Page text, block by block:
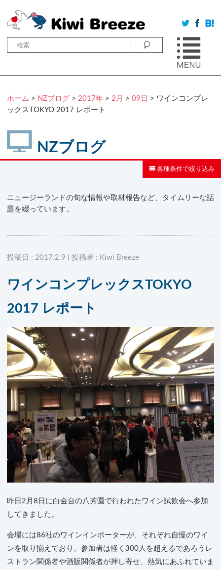
ホーム > NZブログ > 2017年 > 2月 > 09日 > ワインコンプレ
ックスTOKYO 2017 レポート
NZブログ
各種条件で絞り込み
ニュージーランドの旬な情報や取材報告など、タイムリーな話
題を綴っています。
投稿日 : 2017.2.9 | 投稿者 : Kiwi Breeze
ワインコンプレックスTOKYO
2017 レポート
昨日2月8日に白金台の八芳園で行われたワイン試飲会へ参加
してきました。
会場には86社のワインインポーターが、それぞれ自慢のワイ
ンを取り揃えており、参加者は軽く300人を超えるであろうレ
ストラン関係者や酒販関係者が押し寄せ、熱気にあふれていま